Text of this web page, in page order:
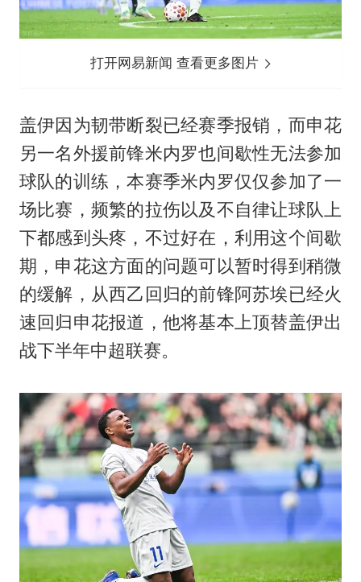
打开网易新闻 查看更多图片
盖伊因为韧带断裂已经赛季报销，而申花
另一名外援前锋米内罗也间歇性无法参加
球队的训练，本赛季米内罗仅仅参加了一
场比赛，频繁的拉伤以及不自律让球队上
下都感到头疼，不过好在，利用这个间歇
期，申花这方面的问题可以暂时得到稍微
的缓解，从西乙回归的前锋阿苏埃已经火
速回归申花报道，他将基本上顶替盖伊出
战下半年中超联赛。